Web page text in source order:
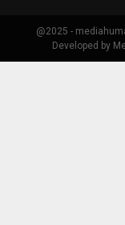
@2025 -
Developed by